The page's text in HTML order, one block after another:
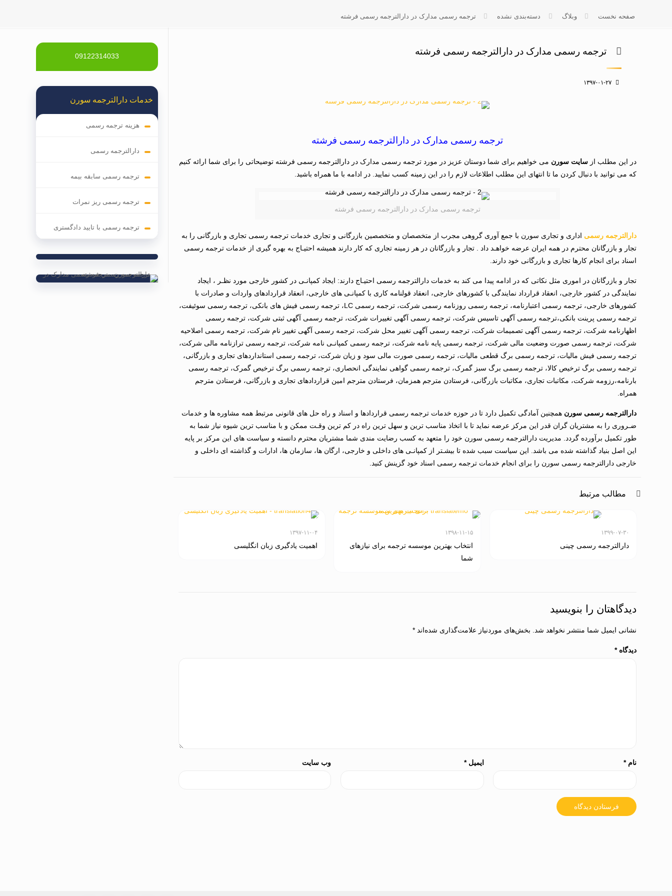
صفحه نخست وبلاگ دسته‌بندی نشده ترجمه رسمی مدارک در دارالترجمه رسمی فرشته
ترجمه رسمی مدارک در دارالترجمه رسمی فرشته
۱۳۹۷-۰۱-۲۷
ترجمه رسمی مدارک در دارالترجمه رسمی فرشته
در این مطلب ازسایت سورن می خواهیم برای شما دوستان عزیز در مورد ترجمه رسمی مدارک در دارالترجمه رسمی فرشته توضیحاتی را برای شما ارائه کنیم
که می توانید با دنبال کردن ما تا انتهای این مطلب اطلاعات لازم را در این زمینه کسب نمایید. در ادامه با ما همراه باشید.
ترجمه رسمی مدارک در دارالترجمه رسمی فرشته
دارالترجمه رسمی اداری و تجاری سورن با جمع آوری گروهی مجرب از متخصصان و متخصصین بازرگانی و تجاری خدمات ترجمه رسمی تجاری و بازرگانی را به
تجار و بازرگانان محترم در همه ایران عرضه خواهـد داد . تجار و بازرگانان در هر زمینه تجاری که کار دارند همیشه احتیـاج به بهره گیری از خدمات ترجمه رسمی
اسناد برای انجام کارها تجاری و بازرگانی خود دارند.
تجار و بازرگانان در اموری مثل نکاتی که در ادامه پیدا می کند به خدمات دارالترجمه رسمی احتیـاج دارند: ایجاد کمپانـی در کشور خارجی مورد نظـر ، ایجاد
نمایندگی در کشور خارجی، انعقاد قرارداد نمایندگی با کشورهای خارجی، انعقاد قولنامه کاری با کمپانـی های خارجی، انعقاد قراردادهای واردات و صادرات با
کشورهای خارجی، ترجمه رسمی اعتبارنامه، ترجمه رسمی روزنامه رسمی شرکت، ترجمه رسمی LC، ترجمه رسمی فیش های بانکی، ترجمه رسمی سوئیفت،
ترجمه رسمی پرینت بانکی،ترجمه رسمی آگهی تاسیس شرکت، ترجمه رسمی آگهی تغییرات شرکت، ترجمه رسمی آگهی ثبتی شرکت، ترجمه رسمی
اظهارنامه شرکت، ترجمه رسمی آگهی تصمیمات شرکت، ترجمه رسمی آگهی تغییر محل شرکت، ترجمه رسمی آگهی تغییر نام شرکت، ترجمه رسمی اصلاحیه
شرکت، ترجمه رسمی صورت وضعیت مالی شرکت، ترجمه رسمی پایه نامه شرکت، ترجمه رسمی کمپانـی نامه شرکت، ترجمه رسمی ترازنامه مالی شرکت،
ترجمه رسمی فیش مالیات، ترجمه رسمی برگ قطعی مالیات، ترجمه رسمی صورت مالی سود و زیان شرکت، ترجمه رسمی استانداردهای تجاری و بازرگانی،
ترجمه رسمی برگ ترخیص کالا، ترجمه رسمی برگ سبز گمرک، ترجمه رسمی گواهی نمایندگی انحصاری، ترجمه رسمی برگ ترخیص گمرک، ترجمه رسمی
بارنامه،رزومه شرکت، مکاتبات تجاری، مکاتبات بازرگانی، فرستادن مترجم همزمان، فرستادن مترجم امین قراردادهای تجاری و بازرگانی، فرستادن مترجم
همراه.
دارالترجمه رسمی سورن همچنین آمادگی تکمیل دارد تا در حوزه خدمات ترجمه رسمی قراردادها و اسناد و راه حل های قانونی مرتبط همه مشاوره ها و خدمات
ضـروری را به مشتریان گران قدر این مرکز عرضه نماید تا با اتخاذ مناسب ترین و سهل ترین راه در کم ترین وقـت ممکن و با مناسب ترین شیوه نیاز شما به
طور تکمیل برآورده گردد. مدیریت دارالترجمه رسمی سورن خود را متعهد به کسب رضایت مندی شما مشتریان محترم دانسته و سیاست های این مرکز بر پایه
این اصل بنیاد گذاشته شده می باشد. این سیاست سبب شده تا بیشـتر از کمپانـی های داخلی و خارجی، ارگان ها، سازمان ها، ادارات و گذاشته ای داخلی و
خارجی دارالترجمه رسمی سورن را برای انجام خدمات ترجمه رسمی اسناد خود گزینش کنید.
مطالب مرتبط
۱۳۹۹-۰۷-۳۰
دارالترجمه رسمی چینی
۱۳۹۸-۱۱-۱۵
انتخاب بهترین موسسه ترجمه برای نیازهای
شما
۱۳۹۷-۱۱-۰۴
اهمیت یادگیری زبان انگلیسی
دیدگاهتان را بنویسید
نشانی ایمیل شما منتشر نخواهد شد. بخش‌های موردنیاز علامت‌گذاری شده‌اند*
دیدگاه*
نام* ایمیل* وب‌ سایت
09122314033
خدمات دارالترجمه سورن
هزینه ترجمه رسمی
دارالترجمه رسمی
ترجمه رسمی سابقه بیمه
ترجمه رسمی ریز نمرات
ترجمه رسمی با تایید دادگستری